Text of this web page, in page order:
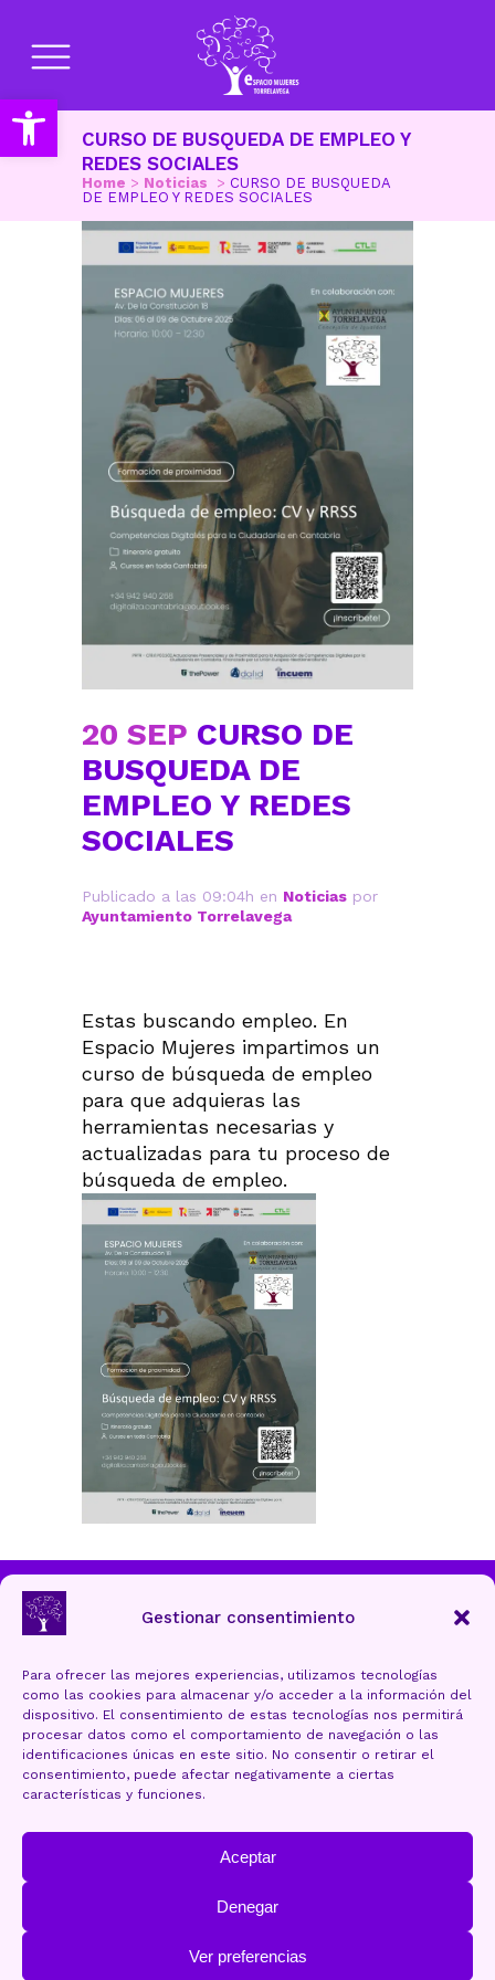
Abrir barra de herramientas
Gestionar consentimiento
Para ofrecer las mejores experiencias, utilizamos tecnologías
como las cookies para almacenar y/o acceder a la información del
dispositivo. El consentimiento de estas tecnologías nos permitirá
procesar datos como el comportamiento de navegación o las
identificaciones únicas en este sitio. No consentir o retirar el
consentimiento, puede afectar negativamente a ciertas
características y funciones.
Aceptar
Denegar
Ver preferencias
CURSO DE BUSQUEDA DE EMPLEO Y
REDES SOCIALES
Home > Noticias > CURSO DE BUSQUEDA
DE EMPLEO Y REDES SOCIALES
20 SEP CURSO DE
BUSQUEDA DE
EMPLEO Y REDES
SOCIALES
Publicado a las 09:04h en Noticias por
Ayuntamiento Torrelavega
Estas buscando empleo. En
Espacio Mujeres impartimos un
curso de búsqueda de empleo
para que adquieras las
herramientas necesarias y
actualizadas para tu proceso de
búsqueda de empleo.
Ayuntamiento de Torrelavega
Aviso Legal y Protección de datos
Política de cookies (UE)
Accesibilidad
Mapa Web